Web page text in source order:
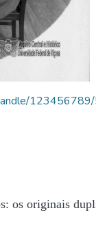
os originais